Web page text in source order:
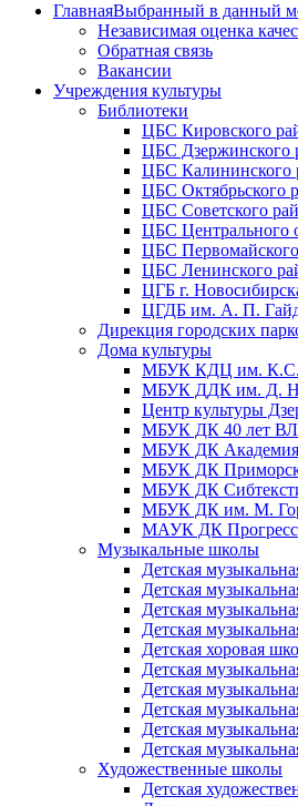
ГлавнаяВыбранный в данный
Независимая оценка
Обратная связь
Вакансии
Учреждения культуры
Библиотеки
ЦБС Кировского
ЦБС Дзержинского
ЦБС Калининского
ЦБС Октябрьского
ЦБС Советского
ЦБС Центрального
ЦБС
ЦБС Ленинского
ЦГБ г.
ЦГДБ им. А. П.
Дирекция городских
Дома культуры
МБУК КДЦ им. К.С.
МБУК ДДК им. Д.
Центр культуры
МБУК ДК 40 лет
МБУК ДК Академия
МБУК ДК
МБУК ДК
МБУК ДК им. М.
МАУК ДК Прогресс
Музыкальные школы
Детская
Детская
Детская
Детская
Детская хоровая
Детская
Детская
Детская
Детская
Детская
Художественные школы
Детская